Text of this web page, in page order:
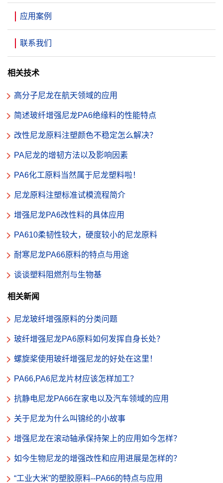
应用案例
联系我们
相关技术
高分子尼龙在航天领域的应用
简述玻纤增强尼龙PA6绝缘料的性能特点
改性尼龙原料注塑颜色不稳定怎么解决？
PA尼龙的增韧方法以及影响因素
PA6化工原料当然属于尼龙塑料啦！
尼龙原料注塑标准试模流程简介
增强尼龙PA6改性料的具体应用
PA610柔韧性较大，硬度较小的尼龙原料
耐寒尼龙PA66原料的特点与用途
谈谈塑料阻燃剂与生物基
相关新闻
尼龙玻纤增强原料的分类问题
玻纤增强尼龙PA6原料如何发挥自身长处？
螺旋桨使用玻纤增强尼龙的好处在这里！
PA66,PA6尼龙片材应该怎样加工？
抗静电尼龙PA66在家电以及汽车领域的应用
关于尼龙为什么叫锦纶的小故事
增强尼龙在滚动轴承保持架上的应用如今怎样？
如今生物尼龙的增强改性和应用进展是怎样的？
“工业大米”的塑胶原料--PA66的特点与应用